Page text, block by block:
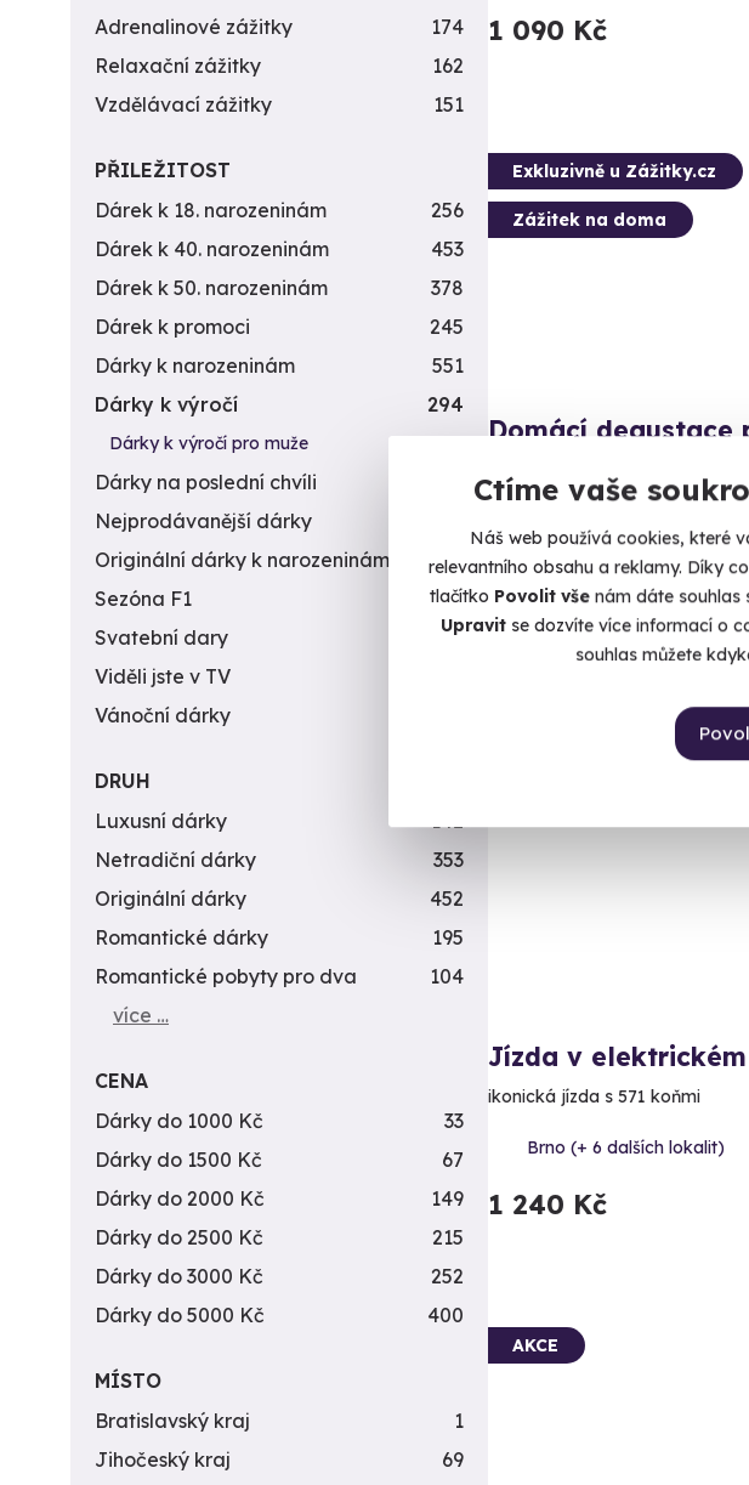
Ctíme vaše
Náš web používá cookies, které
relevantního obsahu a reklamy. Díky
tlačítko Povolit vše nám dáte souhlas
Upravitse dozvíte více informací o
souhlas můžete
1 090 Kč
Exkluzivně u Zážitky.cz
Zážitek na doma
Domácí degustace
bedna 4 druhů piva
Přivezeme vám výběr těch
dostal Oscara a sládka
U vás doma
1 090 Kč
Jízda v
ikonická jízda s 571 koňmi
Brno (+ 6 dalších lokalit)
1 240 Kč
AKCE
Adrenalinové zážitky
174
Relaxační zážitky
162
Vzdělávací zážitky
151
PŘILEŽITOST
Dárek k 18. narozeninám
256
Dárek k 40. narozeninám
453
Dárek k 50. narozeninám
378
Dárek k promoci
245
Dárky k narozeninám
551
Dárky k výročí
294
Dárky k výročí pro muže 195
Dárky na poslední chvíli
Nejprodávanější dárky
Originální dárky k narozeninám
422
Sezóna F1
4
Svatební dary
196
Viděli jste v TV
Vánoční dárky
DRUH
Luxusní dárky
142
Netradiční dárky
353
Originální dárky
452
Romantické dárky
195
Romantické pobyty pro dva
104
více …
CENA
Dárky do 1000 Kč
33
Dárky do 1500 Kč
67
Dárky do 2000 Kč
149
Dárky do 2500 Kč
215
Dárky do 3000 Kč
252
Dárky do 5000 Kč
400
MÍSTO
Bratislavský kraj
1
Jihočeský kraj
69